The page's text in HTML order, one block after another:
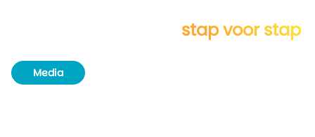
stap voor stap
Media